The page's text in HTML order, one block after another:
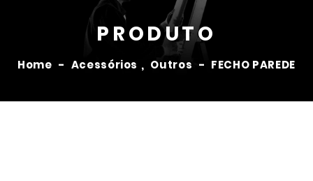
PRODUTO
Home - Acessórios , Outros - FECHO PAREDE